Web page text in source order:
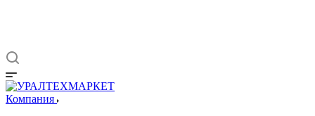
Компания